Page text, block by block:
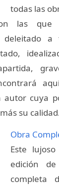
todas las
las que
a
autor cuya
su
Obra
Este
edición
completa